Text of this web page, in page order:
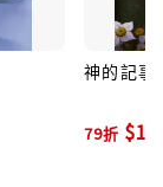
神的記事
79折